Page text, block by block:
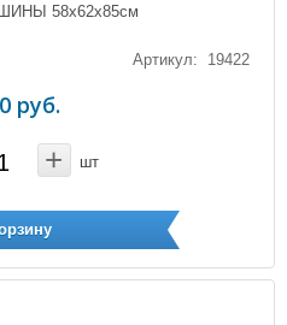
58х62х85см
Артикул: 19422
руб.
+ шт